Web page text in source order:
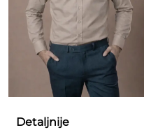
Detaljnije